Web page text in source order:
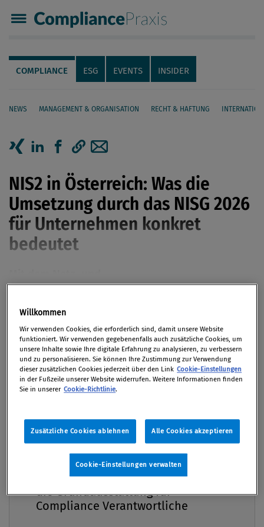
Compliance Praxis
Servicenavigation
Navigation
COMPLIANCE ESG EVENTS INSIDER
NEWS MANAGEMENT & ORGANISATION RECHT & HAFTUNG
Seiteninhalt
NIS2 in Österreich: Was die
Umsetzung durch das NISG 2026
für Unternehmen konkret
bedeutet
Informationssystemsicherheitsgesetz 2026
(NISG 2026) setzt Österreich die NIS2-Richtlinie
Betreiber kritischer Infrastrukturen, ­sondern
auch viele Unternehmen, die bislang kaum mit
Cybersicherheitsregulierung in Berührung
gekommen sind.
Grohmann CIPP/E,Paul Hettegger LL.M. (WU), LL.M.
(Pepperdine)
08. Juni 2026 / Erschienen in Compliance Praxis
Compliance Praxis Premium
Mitgliedschaft -
die Grundausstattung für
Compliance Verantwortliche
Willkommen
Wir verwenden Cookies, die erforderlich sind, damit unsere Website
funktioniert. Wir verwenden gegebenenfalls auch zusätzliche Cookies, um
unsere Inhalte sowie Ihre digitale Erfahrung zu analysieren, zu verbessern
und zu personalisieren. Sie können Ihre Zustimmung zur Verwendung
dieser zusätzlichen Cookies jederzeit über den Link Cookie-Einstellungen
in der Fußzeile unserer Website widerrufen. Weitere Informationen finden
Sie in unserer Cookie-Richtlinie.
Zusätzliche Cookies ablehnen Alle Cookies akzeptieren
Cookie-Einstellungen verwalten